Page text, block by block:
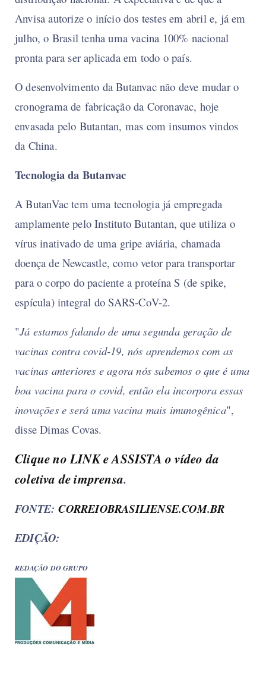
Anvisa autorize o início dos testes em abril e, já em
julho, o Brasil tenha uma vacina 100% nacional
pronta para ser aplicada em todo o país.
O desenvolvimento da Butanvac não deve mudar o
cronograma de fabricação da Coronavac, hoje
envasada pelo Butantan, mas com insumos vindos
da China.
Tecnologia da Butanvac
A ButanVac tem uma tecnologia já empregada
amplamente pelo Instituto Butantan, que utiliza o
vírus inativado de uma gripe aviária, chamada
doença de Newcastle, como vetor para transportar
para o corpo do paciente a proteína S (de spike,
espícula) integral do SARS-CoV-2.
"Já estamos falando de uma segunda geração de
vacinas contra covid-19, nós aprendemos com as
vacinas anteriores e agora nós sabemos o que é uma
boa vacina para o covid, então ela incorpora essas
inovações e será uma vacina mais imunogênica",
disse Dimas Covas.
Clique no LINK e ASSISTA o vídeo da
coletiva de imprensa.
FONTE:CORREIOBRASILIENSE.COM.BR
EDIÇÃO:
REDAÇÃO DO GRUPO